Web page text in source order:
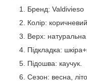
Бренд: Valdivieso
Колір: коричневий
Верх: натуральна
Підкладка:
Підошва: каучук.
Сезон: весна, літо.